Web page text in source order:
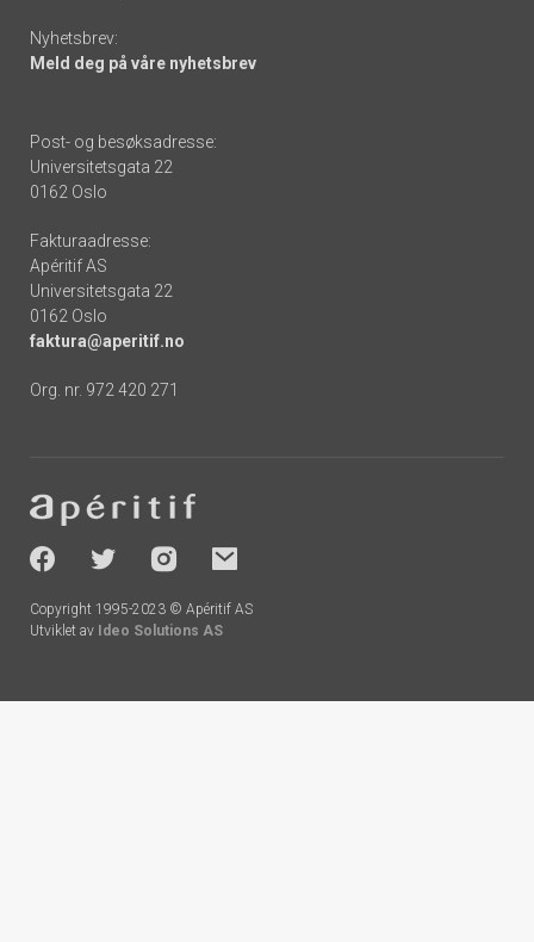
Nyhetsbrev:
Meld deg på våre nyhetsbrev
Post- og besøksadresse:
Universitetsgata 22
0162 Oslo
Fakturaadresse:
Apéritif AS
Universitetsgata 22
0162 Oslo
faktura@aperitif.no
Org. nr. 972 420 271
-
socials
Copyright 1995-2023 © Apéritif AS
Utviklet av Ideo Solutions AS